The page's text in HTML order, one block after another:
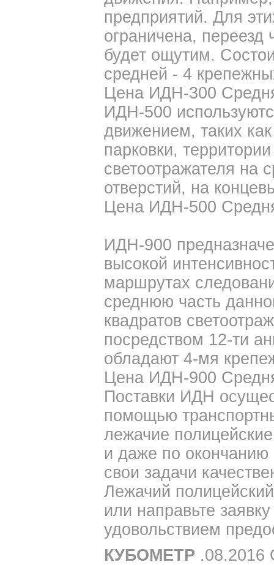
предприятий. Для
ограничена, переезд
будет ощутим.
средней - 4
Цена ИДН-300
ИДН-500
движением, таких
парковки,
светоотражателя на
отверстий, на
Цена ИДН-500
ИДН-900
высокой
маршрутах
среднюю часть
квадратов
посредством 12-ти
обладают 4-мя
Цена ИДН-900
Поставки ИДН
помощью
лежачие
и даже по окончанию
свои задачи
Лежачий
или направьте
удовольствием
КУБОМЕТР .08.2016